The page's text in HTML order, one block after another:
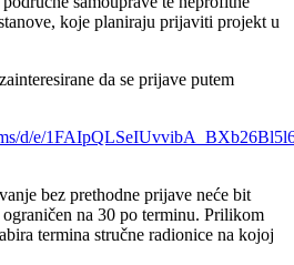
koje planiraju prijaviti projekt u
da se prijave putem
d/e/
bez prethodne prijave neće bit
na 30 po terminu. Prilikom
termina stručne radionice na kojoj